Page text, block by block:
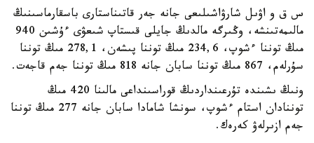
س ق و اۋىل شارۋاشىلىعى جانە جەر قاتىناستارى باسقارماسىنىڭ
مالىمەتىنشە، وڭىرگە مالدىڭ جايلى قىستاپ شىعۋى ءۇشىن 940
مىڭ توننا ءشوپ، 234,6 مىڭ توننا پىشەن، 278,1 مىڭ توننا
سۇرلەم، 867 مىڭ توننا سابان جانە 818 مىڭ توننا جەم قاجەت.
ونىڭ ىشىندە تۇرعىنداردىڭ قوراسىنداعى مالىنا 420 مىڭ
توننادان استام ءشوپ، سونشا شامادا سابان جانە 277 مىڭ توننا
جەم ازىرلەۋ كەرەك.